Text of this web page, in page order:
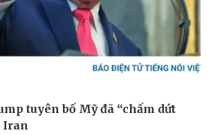
Quân sự - Quốc phòng